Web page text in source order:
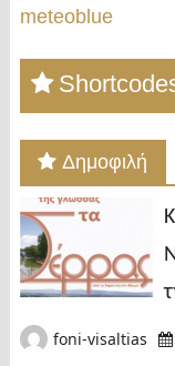
meteoblue
Δημοφιλή
foni-visaltias